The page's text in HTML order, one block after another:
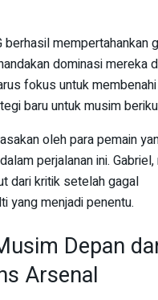
berhasil mempertahankan
dominasi mereka
fokus untuk
baru untuk musim
oleh para pemain
perjalanan ini.
dari kritik setelah gagal
yang menjadi penentu.
Depan
Arsenal